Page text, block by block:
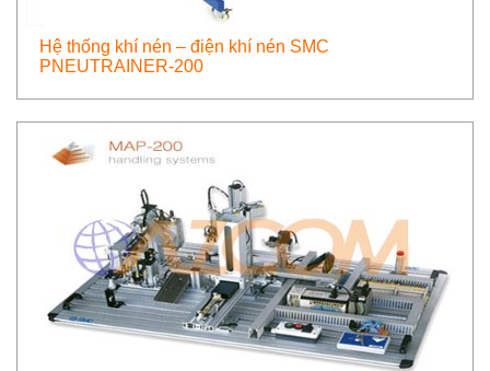
Hệ thống khí nén – điện khí nén SMC
PNEUTRAINER-200